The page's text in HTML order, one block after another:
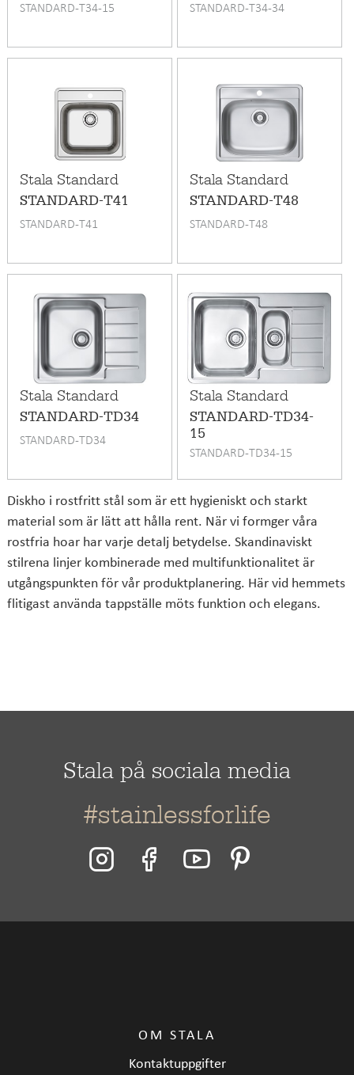
STANDARD-T34-15 STANDARD-T34-34
Stala Standard
STANDARD-T41
STANDARD-T41
Stala Standard
STANDARD-T48
STANDARD-T48
Stala Standard
STANDARD-TD34
STANDARD-TD34
Stala Standard
STANDARD-TD34-
15
STANDARD-TD34-15
Diskho i rostfritt stål som är ett hygieniskt och starkt
material som är lätt att hålla rent. När vi formger våra
rostfria hoar har varje detalj betydelse. Skandinaviskt
stilrena linjer kombinerade med multifunktionalitet är
utgångspunkten för vår produktplanering. Här vid hemmets
flitigast använda tappställe möts funktion och elegans.
Stala på sociala media
#stainlessforlife
OM STALA
Kontaktuppgifter